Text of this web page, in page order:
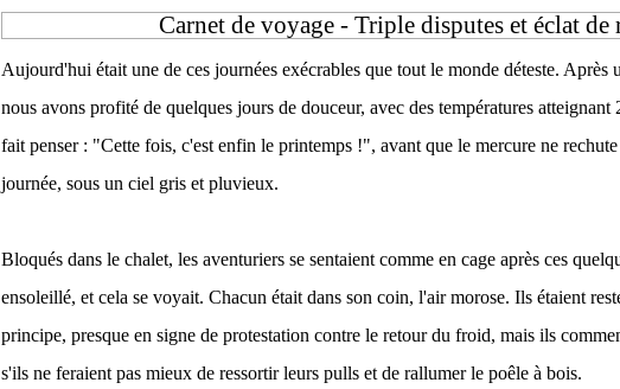
Carnet de voyage - Triple disputes et éclat de
Aujourd'hui était une de ces journées exécrables que tout le monde déteste. Après
nous avons profité de quelques jours de douceur, avec des températures atteignant
fait penser : "Cette fois, c'est enfin le printemps !", avant que le mercure ne
journée, sous un ciel gris et pluvieux.
Bloqués dans le chalet, les aventuriers se sentaient comme en cage après ces
ensoleillé, et cela se voyait. Chacun était dans son coin, l'air morose. Ils étaient
principe, presque en signe de protestation contre le retour du froid, mais ils
s'ils ne feraient pas mieux de ressortir leurs pulls et de rallumer le poêle à bois.